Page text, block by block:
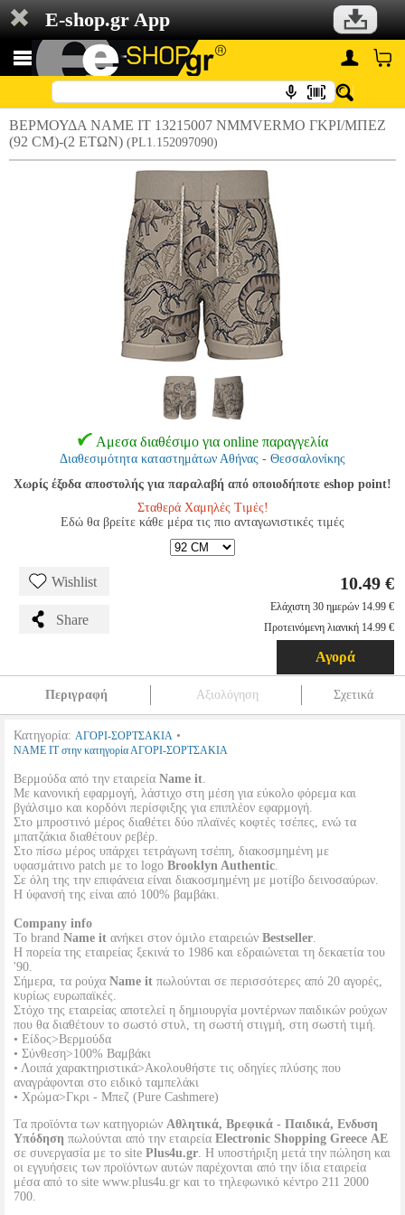
E-shop.gr App
ΒΕΡΜΟΥΔΑ NAME IT 13215007 NMMVERMO ΓΚΡΙ/ΜΠΕΖ
(92 CM)-(2 ΕΤΩΝ) (PL1.152097090)
Αμεσα διαθέσιμο για online παραγγελία
Διαθεσιμότητα καταστημάτων Αθήνας - Θεσσαλονίκης
Χωρίς έξοδα αποστολής για παραλαβή από οποιοδήποτε eshop point!
Σταθερά Χαμηλές Τιμές!
Εδώ θα βρείτε κάθε μέρα τις πιο ανταγωνιστικές τιμές
Wishlist
Share
10.49 €
Ελάχιστη 30 ημερών 14.99 €
Προτεινόμενη λιανική 14.99 €
Αγορά
Περιγραφή Αξιολόγηση Σχετικά
Κατηγορία: ΑΓΟΡΙ-ΣΟΡΤΣΑΚΙΑ •
NAME IT στην κατηγορία ΑΓΟΡΙ-ΣΟΡΤΣΑΚΙΑ
Βερμούδα από την εταιρεία Name it.
Με κανονική εφαρμογή, λάστιχο στη μέση για εύκολο φόρεμα και
βγάλσιμο και κορδόνι περίσφιξης για επιπλέον εφαρμογή.
Στο μπροστινό μέρος διαθέτει δύο πλαϊνές κοφτές τσέπες, ενώ τα
μπατζάκια διαθέτουν ρεβέρ.
Στο πίσω μέρος υπάρχει τετράγωνη τσέπη, διακοσμημένη με
υφασμάτινο patch με το logo Brooklyn Authentic.
Σε όλη της την επιφάνεια είναι διακοσμημένη με μοτίβο δεινοσαύρων.
Η ύφανσή της είναι από 100% βαμβάκι.
Company info
Το brand Name it ανήκει στον όμιλο εταιρειών Bestseller.
Η πορεία της εταιρείας ξεκινά το 1986 και εδραιώνεται τη δεκαετία του
'90.
Σήμερα, τα ρούχα Name it πωλούνται σε περισσότερες από 20 αγορές,
κυρίως ευρωπαϊκές.
Στόχο της εταιρείας αποτελεί η δημιουργία μοντέρνων παιδικών ρούχων
που θα διαθέτουν το σωστό στυλ, τη σωστή στιγμή, στη σωστή τιμή.
• Είδος>Βερμούδα
• Σύνθεση>100% Βαμβάκι
• Λοιπά χαρακτηριστικά>Ακολουθήστε τις οδηγίες πλύσης που
αναγράφονται στο ειδικό ταμπελάκι
• Χρώμα>Γκρι - Μπεζ (Pure Cashmere)
Τα προϊόντα των κατηγοριών Αθλητικά, Βρεφικά - Παιδικά, Ενδυση
Υπόδηση πωλούνται από την εταιρεία Electronic Shopping Greece ΑΕ
σε συνεργασία με το site Plus4u.gr. Η υποστήριξη μετά την πώληση και
οι εγγυήσεις των προϊόντων αυτών παρέχονται από την ίδια εταιρεία
μέσα από το site www.plus4u.gr και το τηλεφωνικό κέντρο 211 2000
700.